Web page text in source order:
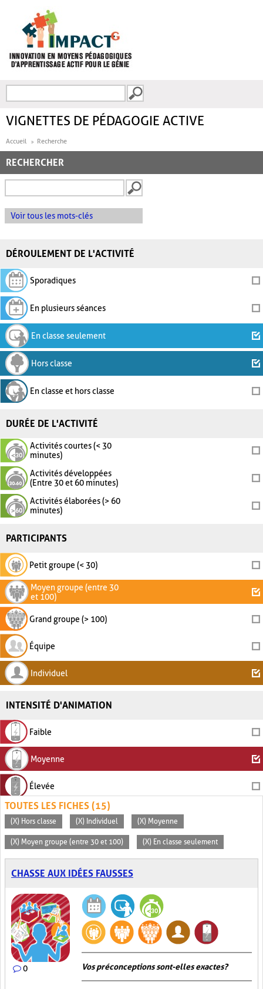
FORMULAIRE DE
VIGNETTES DE PÉDAGOGIE ACTIVE
Accueil Recherche
RECHERCHER
Voir tous les mots-clés
DÉROULEMENT DE L'ACTIVITÉ
Sporadiques
En plusieurs séances
En classe seulement
Hors classe
En classe et hors classe
DURÉE DE L'ACTIVITÉ
Activités courtes (< 30
minutes)
Activités développées
(Entre 30 et 60 minutes)
Activités élaborées (> 60
minutes)
PARTICIPANTS
Petit groupe (< 30)
Moyen groupe (entre 30
et 100)
Grand groupe (> 100)
Équipe
Individuel
INTENSITÉ D'ANIMATION
Faible
Moyenne
Élevée
TOUTES LES FICHES (15)
(X) Hors classe (X) Individuel (X) Moyenne
(X) Moyen groupe (entre 30 et 100) (X) En classe seulement
CHASSE AUX IDÉES FAUSSES
0 Vos préconceptions sont-elles exactes ?